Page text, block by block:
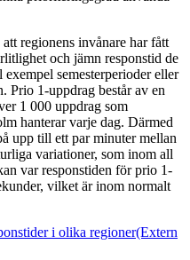
regionens invånare har fått
och jämn responstid de
semesterperioder eller
Prio 1-uppdrag består av en
1 000 uppdrag som
hanterar varje dag. Därmed
upp till ett par minuter mellan
variationer, som inom all
var responstiden för prio 1-
vilket är inom normalt
i olika regioner(Extern